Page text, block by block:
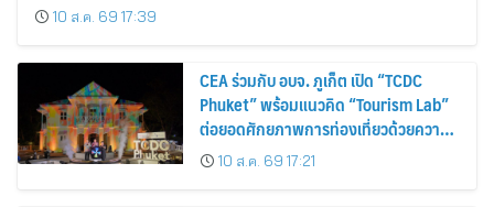
10 ส.ค. 69 17:39
CEA ร่วมกับ อบจ. ภูเก็ต เปิด “TCDC
Phuket” พร้อมแนวคิด “Tourism Lab”
ต่อยอดศักยภาพการท่องเที่ยวด้วยความ
คิดสร้างสรรค์ ขับเคลื่อนเศรษฐกิจ
สร้างสรรค์ของภูเก็ต
10 ส.ค. 69 17:21